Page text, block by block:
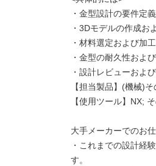
・金型設計の要件定
・3Dモデルの作成お
・材料選定および加
・金型の耐久性およ
・設計レビューおよ
【担当製品】(機械)
【使用ツール】NX;
大手メーカーでのお仕
・これまでの設計経
す。